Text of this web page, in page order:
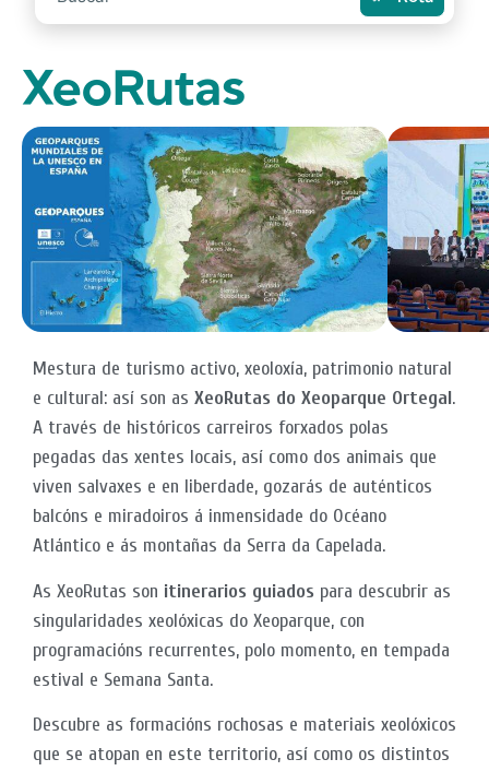
XeoRutas
Mestura de turismo activo, xeoloxía, patrimonio natural
e cultural: así son as XeoRutas do Xeoparque Ortegal.
A través de históricos carreiros forxados polas
pegadas das xentes locais, así como dos animais que
viven salvaxes e en liberdade, gozarás de auténticos
balcóns e miradoiros á inmensidade do Océano
Atlántico e ás montañas da Serra da Capelada.
As XeoRutas son itinerarios guiados para descubrir as
singularidades xeolóxicas do Xeoparque, con
programacións recurrentes, polo momento, en tempada
estival e Semana Santa.
Descubre as formacións rochosas e materiais xeolóxicos
que se atopan en este territorio, así como os distintos